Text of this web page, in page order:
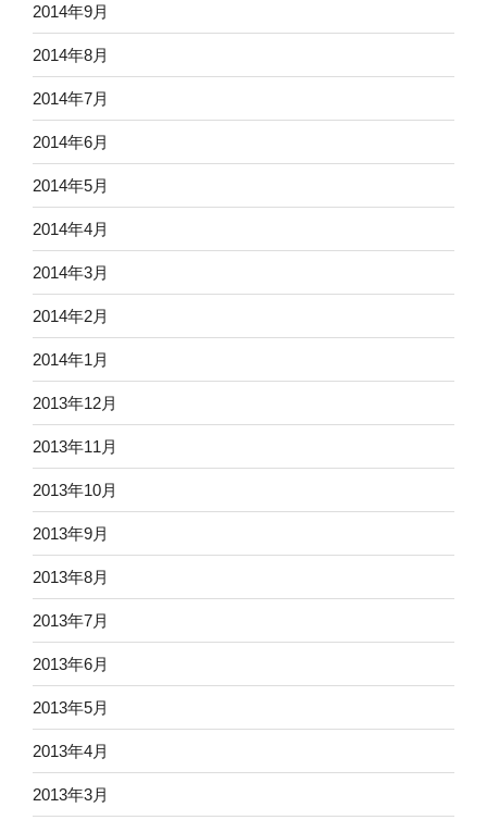
2014年9月
2014年8月
2014年7月
2014年6月
2014年5月
2014年4月
2014年3月
2014年2月
2014年1月
2013年12月
2013年11月
2013年10月
2013年9月
2013年8月
2013年7月
2013年6月
2013年5月
2013年4月
2013年3月